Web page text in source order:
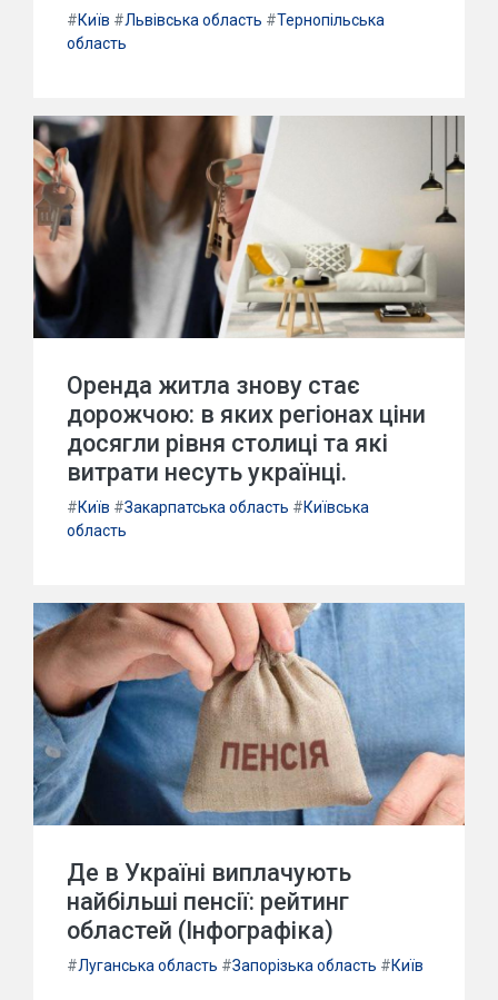
#Київ #Львівська область #Тернопільська
область
Оренда житла знову стає
дорожчою: в яких регіонах ціни
досягли рівня столиці та які
витрати несуть українці.
#Київ #Закарпатська область #Київська
область
Де в Україні виплачують
найбільші пенсії: рейтинг
областей (Інфографіка)
#Луганська область #Запорізька область #Київ